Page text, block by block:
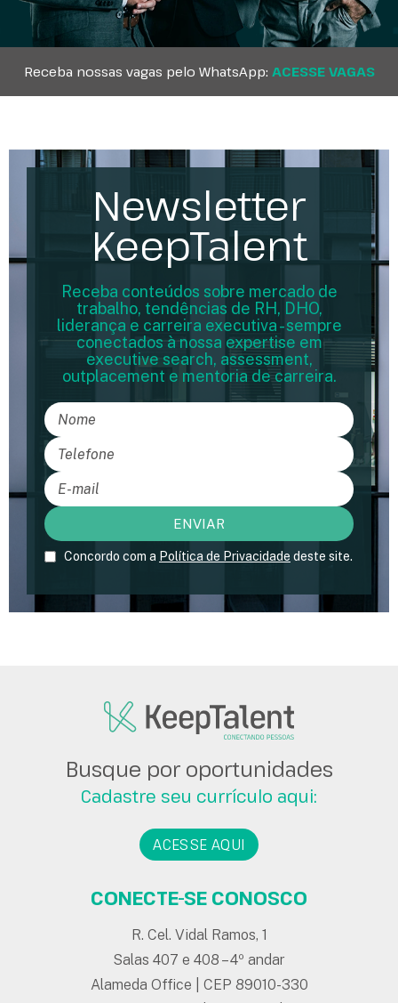
Receba nossas vagas pelo WhatsApp: ACESSE VAGAS
Newsletter
KeepTalent
Receba conteúdos sobre mercado de
trabalho, tendências de RH, DHO,
liderança e carreira executiva - sempre
conectados à nossa expertise em
executive search, assessment,
outplacement e mentoria de carreira.
Concordo com a Política de Privacidade deste site.
Busque por oportunidades
Cadastre seu currículo aqui:
ACESSE AQUI
CONECTE-SE CONOSCO
R. Cel. Vidal Ramos, 1
Salas 407 e 408 – 4º andar
Alameda Office | CEP 89010-330